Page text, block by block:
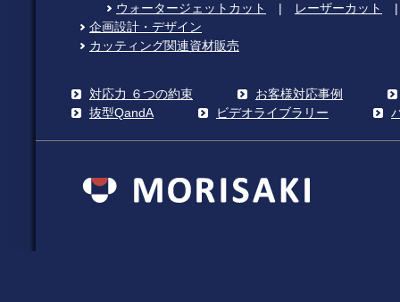
ウォータージェットカット
| レーザーカット
企画設計・デザイン
カッティング関連資材販売
対応力 ６つの約束
お客様対応事例
抜型QandA
ビデオライブラリー